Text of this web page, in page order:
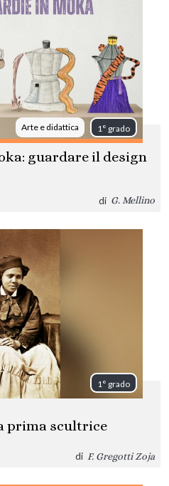
Arte e didattica 1° grado
guardare il design
di G. Mellino
1° grado
prima scultrice
di F. Gregotti Zoja